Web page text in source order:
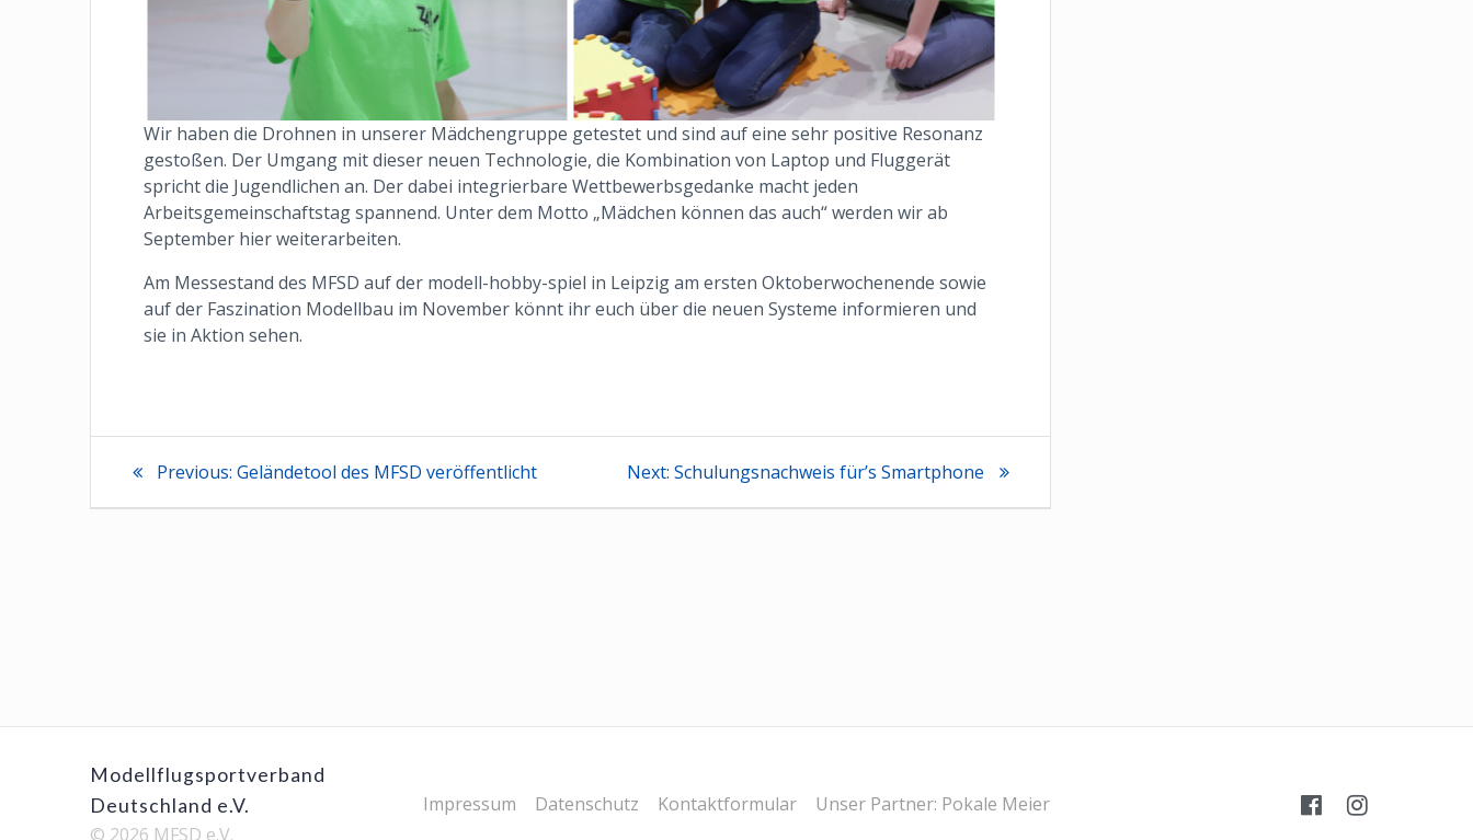
Wir haben die Drohnen in unserer Mädchengruppe getestet und sind auf eine sehr positive Resonanz
gestoßen. Der Umgang mit dieser neuen Technologie, die Kombination von Laptop und Fluggerät
spricht die Jugendlichen an. Der dabei integrierbare Wettbewerbsgedanke macht jeden
Arbeitsgemeinschaftstag spannend. Unter dem Motto „Mädchen können das auch“ werden wir ab
September hier weiterarbeiten.
Am Messestand des MFSD auf der modell-hobby-spiel in Leipzig am ersten Oktoberwochenende sowie
auf der Faszination Modellbau im November könnt ihr euch über die neuen Systeme informieren und
sie in Aktion sehen.
Beitragsnavigation
Previous: Previous
Geländetool des MFSD veröffentlicht Next: Next
Schulungsnachweis für’s Smartphone
Modellflugsportverband
Deutschland e.V.
© 2026 MFSD e.V.
Impressum Datenschutz Kontaktformular Unser Partner: Pokale Meier